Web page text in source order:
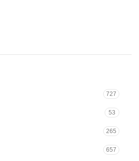
727
53
265
657